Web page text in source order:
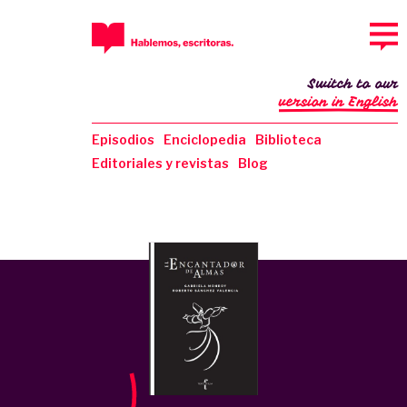
Episodios Enciclopedia
Biblioteca
Editoriales y revistas
Blog
Switch to our
version in English